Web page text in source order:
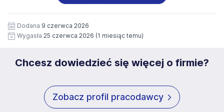
siedziby administratora.
https://www.workprofit.pl/klauzula-informacyjna.html
wizerunku), na potrzeby przyszłych rekrutacji przez okres
12 miesięcy. Zgoda jest dobrowolna i może być w każdym
czasie wycofana.
Dodana 9 czerwca 2026
Wygasła 25 czerwca 2026 (1 miesiąc temu)
Chcesz dowiedzieć się więcej o firmie?
Zobacz profil pracodawcy